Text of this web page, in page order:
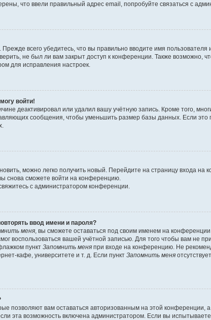
что ввели правильный адрес email, попробуйте связаться с
всего убедитесь, что вы правильно вводите имя
не был ли вам закрыт доступ к конференции. Также возможно,
для исправления настроек.
войти!
деактивировал или удалил вашу учётную запись. Кроме того,
сообщения, чтобы уменьшить размер базы данных. Если это
можно легко получить новый. Перейдите на страницу входа
снова сможете войти на конференцию.
с администратором конференции.
ввод имени и пароля?
меня, вы сможете оставаться под своим именем на
воспользоваться вашей учётной записью. Для того чтобы вам не
пункт Запомнить меня при входе на конференцию. Не
кафе, университете и т. д. Если пункт Запомнить меня
позволяют вам оставаться авторизованным на этой конференции,
эта возможность включена администратором. Если вы